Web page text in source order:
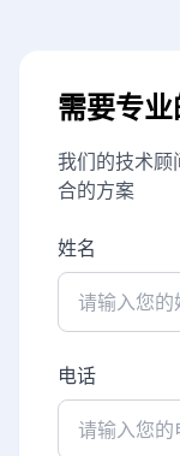
需要专业
我们的技术顾
合的方案
姓名
电话